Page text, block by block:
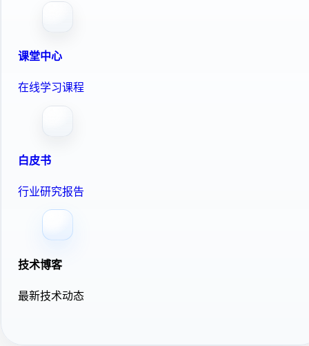
课堂中心
在线学习课程
白皮书
行业研究报告
技术博客
最新技术动态